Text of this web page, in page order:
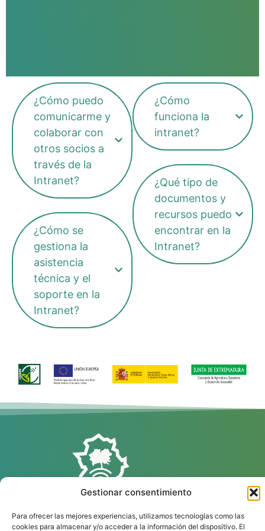
Gestionar consentimiento
Para ofrecer las mejores experiencias, utilizamos tecnologías como las
cookies para almacenar y/o acceder a la información del dispositivo. El
¿Cómo puedo
comunicarme y
colaborar con
otros socios a
través de la
Intranet?
¿Cómo se
gestiona la
asistencia
técnica y el
soporte en la
Intranet?
¿Cómo
funciona la
intranet?
¿Qué tipo de
documentos y
recursos puedo
encontrar en la
Intranet?